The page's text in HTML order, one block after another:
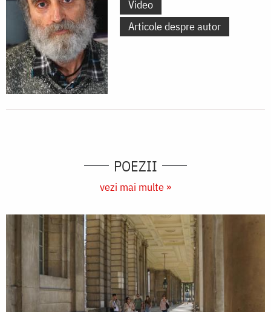
Video
Articole despre autor
POEZII
vezi mai multe »